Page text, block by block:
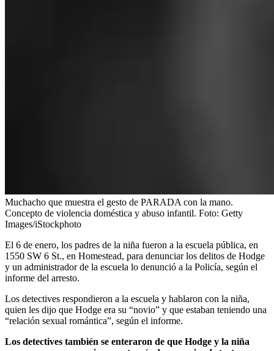
Muchacho que muestra el gesto de PARADA con la mano.
Concepto de violencia doméstica y abuso infantil. Foto: Getty
Images/iStockphoto
El 6 de enero, los padres de la niña fueron a la escuela pública, en
1550 SW 6 St., en Homestead, para denunciar los delitos de Hodge
y un administrador de la escuela lo denunció a la Policía, según el
informe del arresto.
Los detectives respondieron a la escuela y hablaron con la niña,
quien les dijo que Hodge era su “novio” y que estaban teniendo una
“relación sexual romántica”, según el informe.
Los detectives también se enteraron de que Hodge y la niña